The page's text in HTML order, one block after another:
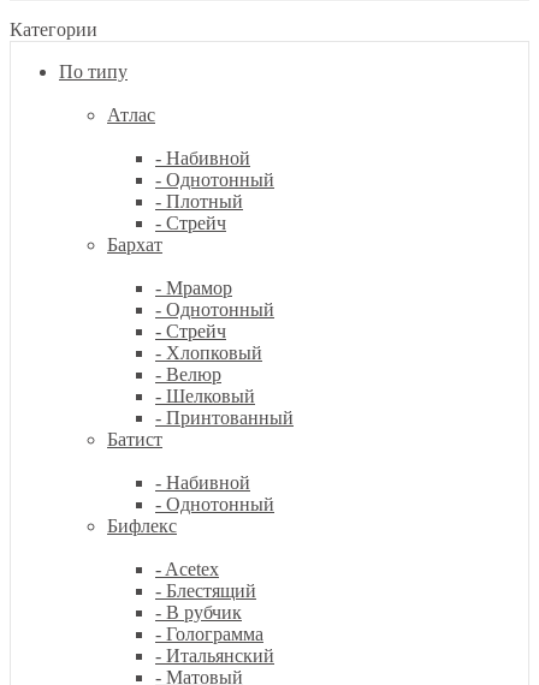
Категории
По типу
Атлас
- Набивной
- Однотонный
- Плотный
- Стрейч
Бархат
- Мрамор
- Однотонный
- Стрейч
- Хлопковый
- Велюр
- Шелковый
- Принтованный
Батист
- Набивной
- Однотонный
Бифлекс
- Acetex
- Блестящий
- В рубчик
- Голограмма
- Итальянский
- Матовый